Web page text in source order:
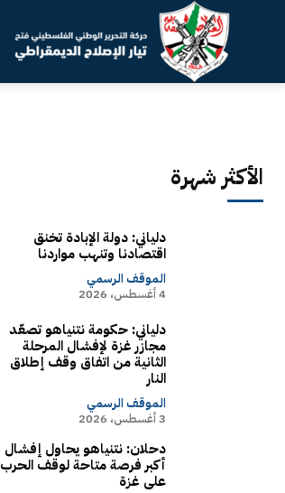
الأكثر شهرة
دلياني: دولة الإبادة تخنق
اقتصادنا وتنهب مواردنا
الموقف الرسمي
4 أغسطس، 2026
دلياني: حكومة نتنياهو تصعّد
مجازر غزة لإفشال المرحلة
الثانية من اتفاق وقف إطلاق
النار
الموقف الرسمي
3 أغسطس، 2026
دحلان: نتنياهو يحاول إفشال
أكبر فرصة متاحة لوقف الحرب
على غزة